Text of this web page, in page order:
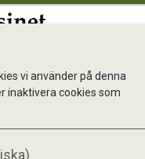
m rep
vi använder på denna
inaktivera cookies som